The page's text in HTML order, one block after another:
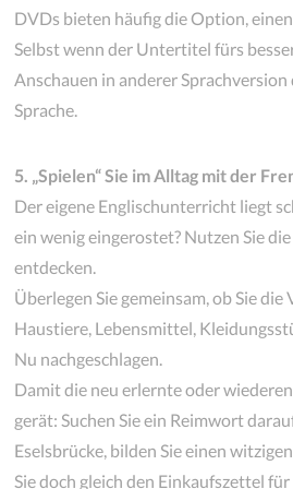
DVDs bieten häufig die Option,
Selbst wenn der Untertitel fürs
Anschauen in anderer
Sprache.
5. „Spielen“ Sie im Alltag mit der
Der eigene Englischunterricht liegt
ein wenig eingerostet? Nutzen Sie
entdecken.
Überlegen Sie gemeinsam, ob Sie
Haustiere, Lebensmittel,
Nu nachgeschlagen.
Damit die neu erlernte oder
gerät: Suchen Sie ein Reimwort
Eselsbrücke, bilden Sie einen
Sie doch gleich den Einkaufszettel